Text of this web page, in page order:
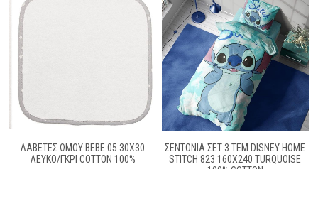
ΛΑΒΕΤΕΣ ΩΜΟΥ BEBE 05 30Χ30
ΛΕΥΚΟ/ΓΚΡΙ COTTON 100%
ΣΕΝΤΌΝΙΑ ΣΕΤ 3 ΤΕΜ DISNEY HOME
STITCH 823 160X240 TURQUOISE
100% COTTON